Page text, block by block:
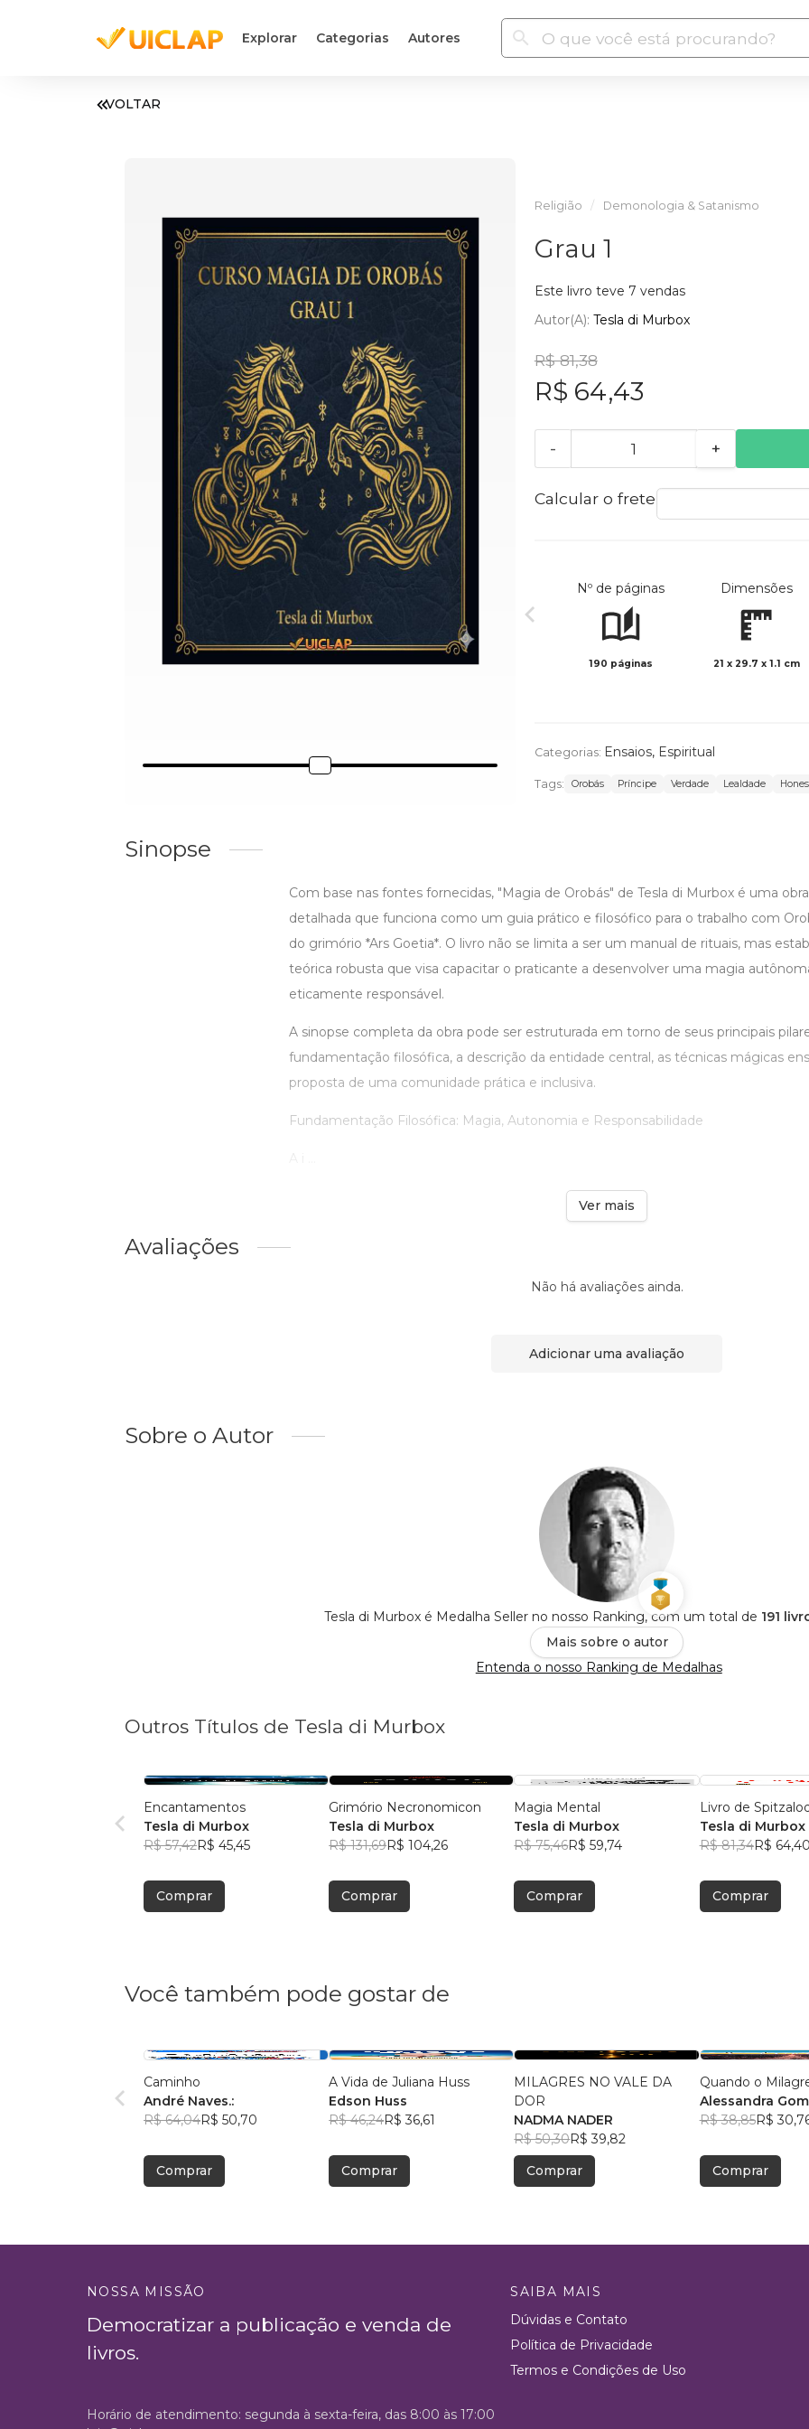
Explorar Categorias Autores
VOLTAR
Religião Demonologia & Satanismo
Grau 1
Este livro teve 7 vendas
Autor(a): Tesla di Murbox
R$ 81,38
R$ 64,43
- +
Calcular o frete
Nº de páginas
190 páginas
Dimensões
21 x 29.7 x 1.1 cm
Categorias: Ensaios, Espiritual
Tags: Orobás Príncipe Verdade Lealdade
Sinopse
Com base nas fontes fornecidas, "Magia de Orobás" de Tesla di Murbox é uma
detalhada que funciona como um guia prático e filosófico para o trabalho com
do grimório *Ars Goetia*. O livro não se limita a ser um manual de rituais, mas
teórica robusta que visa capacitar o praticante a desenvolver uma magia
eticamente responsável.
A sinopse completa da obra pode ser estruturada em torno de seus principais
fundamentação filosófica, a descrição da entidade central, as técnicas mágicas
proposta de uma comunidade prática e inclusiva.
Fundamentação Filosófica: Magia, Autonomia e Responsabilidade
Ver mais
Avaliações
Não há avaliações ainda.
Adicionar uma avaliação
Sobre o Autor
Tesla di Murbox é Medalha Seller no nosso Ranking, com um total de 191
Mais sobre o autor
Entenda o nosso Ranking de Medalhas
Outros Títulos de Tesla di Murbox
Encantamentos
Tesla di Murbox
R$ 57,42R$ 45,45
Comprar
Grimório Necronomicon
Tesla di Murbox
R$ 131,69R$ 104,26
Comprar
Magia Mental
Tesla di Murbox
R$ 75,46R$ 59,74
Comprar
Livro de
Tesla di Murbox
R$ 81,34R$ 64,40
Comprar
Você também pode gostar de
Caminho
André Naves.:
R$ 64,04R$ 50,70
Comprar
A Vida de Juliana Huss
Edson Huss
R$ 46,24R$ 36,61
Comprar
MILAGRES NO VALE DA
DOR
NADMA NADER
R$ 50,30R$ 39,82
Comprar
Quando o
Alessandra
R$ 38,85R$
Comprar
NOSSA MISSÃO
Democratizar a publicação e venda de
livros.
SAIBA MAIS
Dúvidas e Contato
Política de Privacidade
Termos e Condições de Uso
Horário de atendimento: segunda à sexta-feira, das 8:00 às 17:00